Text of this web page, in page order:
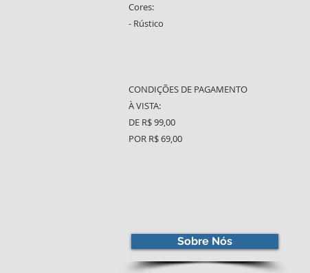
Cores:
- Rústico
CONDIÇÕES DE PAGAMENTO
À VISTA:
DE R$ 99,00
POR R$ 69,00
Sobre Nós